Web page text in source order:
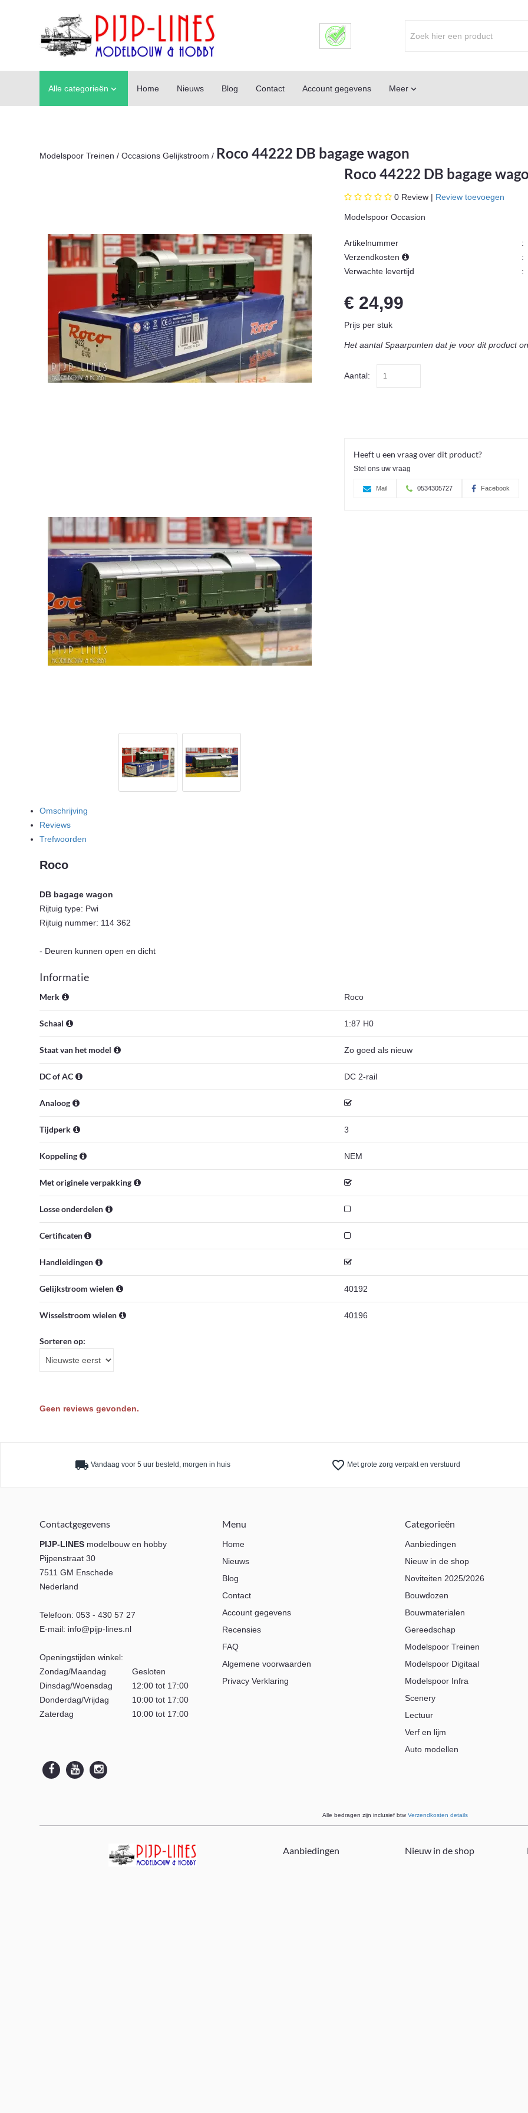
Alle categorieën  Home Nieuws Blog Contact Account gegevens Meer 
Modelspoor Treinen / Occasions Gelijkstroom / Roco 44222 DB bagage wagon
Roco 44222 DB bagage
0Review | Review toevoegen
Modelspoor Occasion
Artikelnummer :
Verzendkosten
:
Verwachte levertijd
:
€ 24,99
Prijs per stuk
Het aantal Spaarpunten dat je voor dit product
Aantal:
Heeft u een vraag over dit product?
Stel ons uw vraag
Mail 0534305727 Facebook
Omschrijving
Reviews
Trefwoorden
Roco
DB bagage wagon
Rijtuig type: Pwi
Rijtuig nummer: 114 362
- Deuren kunnen open en dicht
Informatie
Merk Roco
Schaal 1:87 H0
Staat van het model Zo goed als nieuw
DC of AC DC 2-rail
Analoog
Tijdperk 3
Koppeling NEM
Met originele verpakking
Losse onderdelen
Certificaten
Handleidingen
Gelijkstroom wielen 40192
Wisselstroom wielen 40196
Sorteren op:
Geen reviews gevonden.
local_shipping Vandaag voor 5 uur besteld, morgen in huis favorite_border Met grote zorg verpakt en verstuurd
Contactgegevens
PIJP-LINES modelbouw en hobby
Pijpenstraat 30
7511 GM Enschede
Nederland
Telefoon: 053 - 430 57 27
E-mail: info@pijp-lines.nl
Openingstijden winkel:
Zondag/Maandag
Gesloten
Dinsdag/Woensdag
12:00 tot 17:00
Donderdag/Vrijdag
10:00 tot 17:00
Zaterdag
10:00 tot 17:00
Menu
Home
Nieuws
Blog
Contact
Account gegevens
Recensies
FAQ
Algemene voorwaarden
Privacy Verklaring
Categorieën
Aanbiedingen
Nieuw in de shop
Noviteiten 2025/2026
Bouwdozen
Bouwmaterialen
Gereedschap
Modelspoor Treinen
Modelspoor Digitaal
Modelspoor Infra
Scenery
Lectuur
Verf en lijm
Auto modellen
Alle bedragen zijn inclusief btw Verzendkosten details
Aanbiedingen Nieuw in de shop